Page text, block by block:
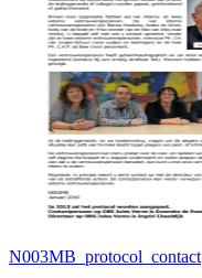
N003MB_protocol_contact